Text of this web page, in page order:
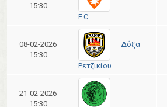
15:30
F.C.
08-02-2026
15:30
Δόξα
Ρετζικίου.
21-02-2026
15:30